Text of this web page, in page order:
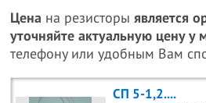
Цена на резисторыявляется
уточняйте актуальную цену у
телефону или удобным Вам
СП 5-1,2....